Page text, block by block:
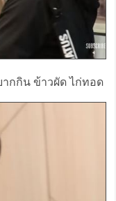
กกิน ข้าวผัด ไก่ทอด